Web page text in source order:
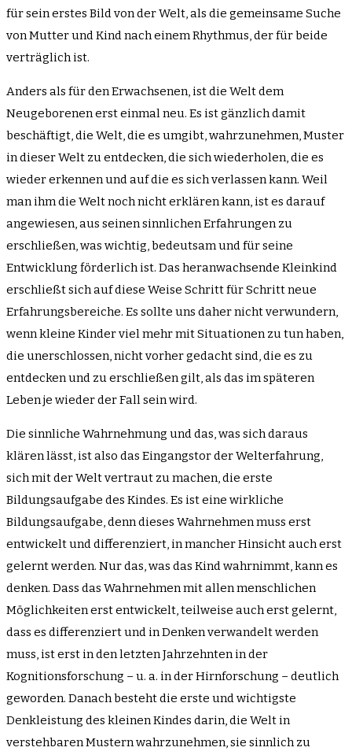
für sein erstes Bild von der Welt, als die gemeinsame Suche
von Mutter und Kind nach einem Rhythmus, der für beide
verträglich ist.
Anders als für den Erwachsenen, ist die Welt dem
Neugeborenen erst einmal neu. Es ist gänzlich damit
beschäftigt, die Welt, die es umgibt, wahrzunehmen, Muster
in dieser Welt zu entdecken, die sich wiederholen, die es
wieder erkennen und auf die es sich verlassen kann. Weil
man ihm die Welt noch nicht erklären kann, ist es darauf
angewiesen, aus seinen sinnlichen Erfahrungen zu
erschließen, was wichtig, bedeutsam und für seine
Entwicklung förderlich ist. Das heranwachsende Kleinkind
erschließt sich auf diese Weise Schritt für Schritt neue
Erfahrungsbereiche. Es sollte uns daher nicht verwundern,
wenn kleine Kinder viel mehr mit Situationen zu tun haben,
die unerschlossen, nicht vorher gedacht sind, die es zu
entdecken und zu erschließen gilt, als das im späteren
Leben je wieder der Fall sein wird.
Die sinnliche Wahrnehmung und das, was sich daraus
klären lässt, ist also das Eingangstor der Welterfahrung,
sich mit der Welt vertraut zu machen, die erste
Bildungsaufgabe des Kindes. Es ist eine wirkliche
Bildungsaufgabe, denn dieses Wahrnehmen muss erst
entwickelt und differenziert, in mancher Hinsicht auch erst
gelernt werden. Nur das, was das Kind wahrnimmt, kann es
denken. Dass das Wahrnehmen mit allen menschlichen
Möglichkeiten erst entwickelt, teilweise auch erst gelernt,
dass es differenziert und in Denken verwandelt werden
muss, ist erst in den letzten Jahrzehnten in der
Kognitionsforschung – u. a. in der Hirnforschung – deutlich
geworden. Danach besteht die erste und wichtigste
Denkleistung des kleinen Kindes darin, die Welt in
verstehbaren Mustern wahrzunehmen, sie sinnlich zu